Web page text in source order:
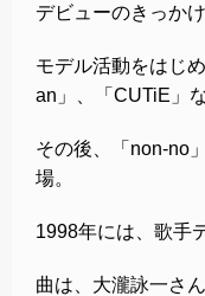
デビューのきっか
モデル活動をはじ
an」、「CUTiE」
その後、「non-no
場。
1998年には、歌手
曲は、大瀧詠一さ